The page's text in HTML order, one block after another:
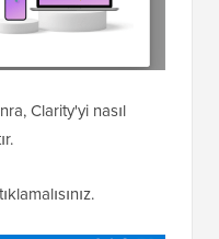
Clarity'yi nasıl